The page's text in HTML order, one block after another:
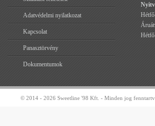
Adatvédelmi nyilatkozat
Kapcsolat
Panasztörvény
Dokumentumok
© 2014 - 2026 Sweetline '98 Kft. - Minden jog